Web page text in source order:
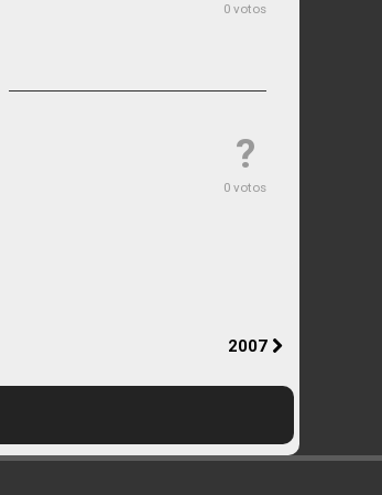
0 votos
?
0 votos
2007